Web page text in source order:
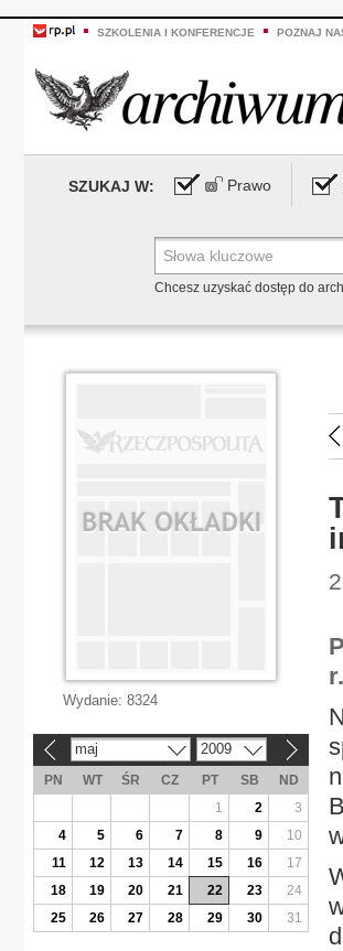
SZKOLENIA I KONFERENCJE POZNAJ
SZUKAJ W: Prawo
Chcesz uzyskać dostęp do
Wydanie: 8324
maj 2009
PN WT ŚR CZ PT SB
ND
1
2
3
4
5 6 7 8 9
10
11
12 13 14 15 16
17
18
19 20 21 22 23
24
25
26 27 28 29 30 31